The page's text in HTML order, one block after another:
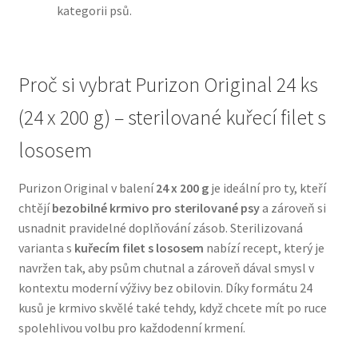
Přepravky pro psy
Purizon pro psy — Vysoký obsah masa, bez obilovin
Royal Canin pro psy
Veterinární dieta pro psy
Vodítka a obojky
Wolf of Wilderness
kategorii psů.
Proč si vybrat Purizon Original 24 ks
(24 x 200 g) – sterilované kuřecí filet s
lososem
Purizon Original v balení24 x 200 gje ideální pro ty, kteří
chtějíbezobilné krmivo pro sterilované psya zároveň si
usnadnit pravidelné doplňování zásob. Sterilizovaná
varianta s kuřecím filet s lososem nabízí recept, který je
navržen tak, aby psům chutnal a zároveň dával smysl v
kontextu moderní výživy bez obilovin. Díky formátu 24
kusů je krmivo skvělé také tehdy, když chcete mít po ruce
spolehlivou volbu pro každodenní krmení.